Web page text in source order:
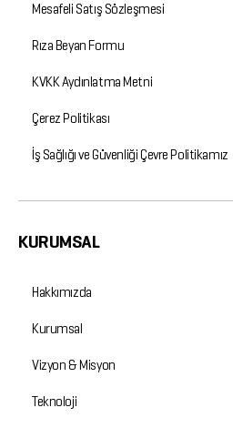
Mesafeli Satış Sözleşmesi
Rıza Beyan Formu
KVKK Aydınlatma Metni
Çerez Politikası
İş Sağlığı ve Güvenliği Çevre Politikamız
KURUMSAL
Hakkımızda
Kurumsal
Vizyon & Misyon
Teknoloji